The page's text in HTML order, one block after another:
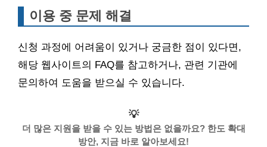
이용 중 문제 해결
신청 과정에 어려움이 있거나 궁금한 점이 있다면,
해당 웹사이트의 FAQ를 참고하거나, 관련 기관에
문의하여 도움을 받으실 수 있습니다.
💡
더 많은 지원을 받을 수 있는 방법은 없을까요? 한도 확대
방안, 지금 바로 알아보세요!